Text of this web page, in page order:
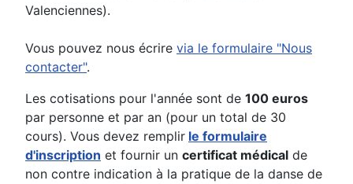
Valenciennes).
Vous pouvez nous écrire via le formulaire "Nous
contacter".
Les cotisations pour l'année sont de 100 euros
par personne et par an (pour un total de 30
cours). Vous devez remplir le formulaire
d'inscription et fournir un certificat médical de
non contre indication à la pratique de la danse de